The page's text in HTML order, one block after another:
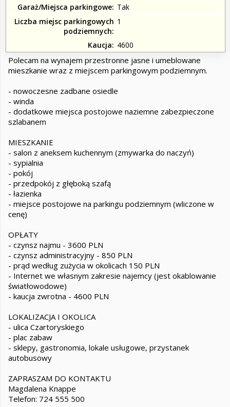
Garaż/Miejsca parkingowe Tak
Liczba miejsc parkingowych
podziemnych
1
Kaucja 4600
Polecam na wynajem przestronne jasne i umeblowane
mieszkanie wraz z miejscem parkingowym podziemnym.
- nowoczesne zadbane osiedle
- winda
- dodatkowe miejsca postojowe naziemne zabezpieczone
szlabanem
MIESZKANIE
- salon z aneksem kuchennym (zmywarka do naczyń)
- sypialnia
- pokój
- przedpokój z głęboką szafą
- łazienka
- miejsce postojowe na parkingu podziemnym (wliczone w
cenę)
OPŁATY
- czynsz najmu - 3600 PLN
- czynsz administracyjny - 850 PLN
- prąd według zużycia w okolicach 150 PLN
- Internet we własnym zakresie najemcy (jest okablowanie
światłowodowe)
- kaucja zwrotna - 4600 PLN
LOKALIZACJA I OKOLICA
- ulica Czartoryskiego
- plac zabaw
- sklepy, gastronomia, lokale usługowe, przystanek
autobusowy
ZAPRASZAM DO KONTAKTU
Magdalena Knappe
Telefon: 724 555 500